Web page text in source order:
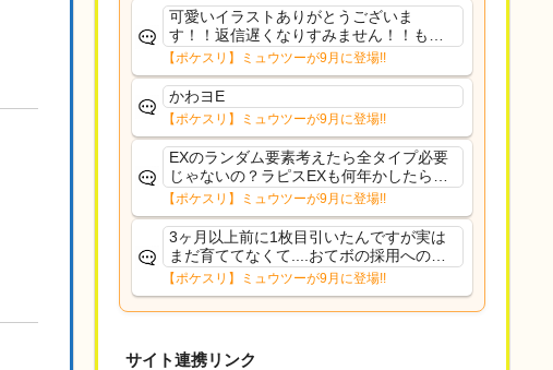
可愛いイラストありがとうございま
す！！返信遅くなりすみません！！もう
少ししたら通常再開できます！
【ポケスリ】ミュウツーが9月に登場!!
かわヨE
【ポケスリ】ミュウツーが9月に登場!!
EXのランダム要素考えたら全タイプ必要
じゃないの？ラピスEXも何年かしたら来
るだろうし後から厳選したい育てたいっ
て思ってもどうにもならないのがこのゲ
ームだしな
【ポケスリ】ミュウツーが9月に登場!!
3ヶ月以上前に1枚目引いたんですが実は
まだ育ててなくて....おてボの採用への影
響は勉強になります。ありがとうござい
ますオイルはだいぶ強めのABBレントラ
ーいて芋の方が不安なんで1枚目にしよう
【ポケスリ】ミュウツーが9月に登場!!
サイト連携リンク